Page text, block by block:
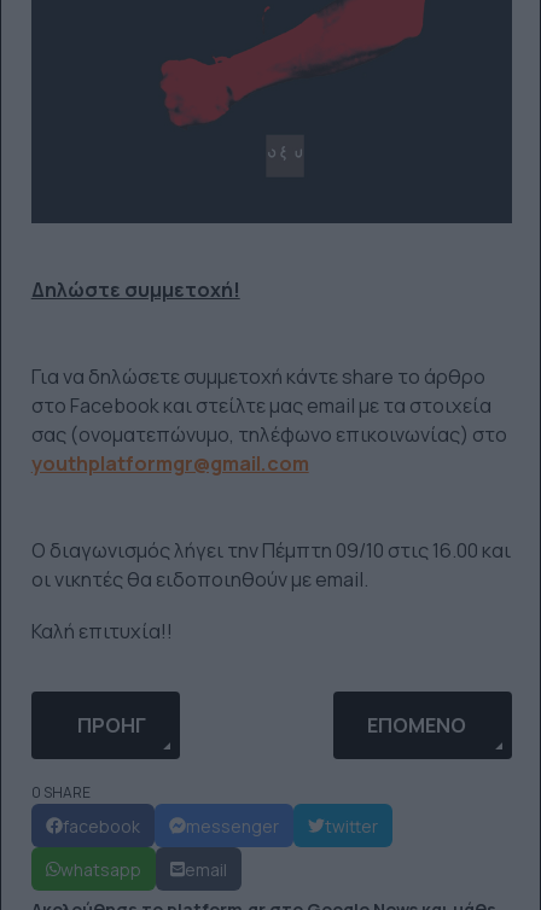
Δηλώστε συμμετοχή!
Για να δηλώσετε συμμετοχή κάντε share το άρθρο
στο Facebook και στείλτε μας email με τα στοιχεία
σας (ονοματεπώνυμο, τηλέφωνο επικοινωνίας) στο
youthplatformgr@gmail.com
Ο διαγωνισμός λήγει την Πέμπτη 09/10 στις 16.00 και
οι νικητές θα ειδοποιηθούν με email.
Καλή επιτυχία!!
ΠΡΟΗΓΟΎΜΕΝΟ ΆΡΘΡΟ: ΔΙΑΓΩΝΙΣΜΌΣ YOUTH
ΠΡΟΗΓ ΕΠΌΜΕΝΟ ΆΡΘΡΟ:
ΕΠΌΜΕΝΟ
0 SHARE
facebook messenger
twitter
whatsapp
email